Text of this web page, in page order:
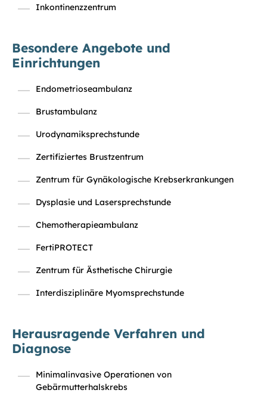
Inkontinenzzentrum
Besondere Angebote und
Einrichtungen
Endometrioseambulanz
Brustambulanz
Urodynamiksprechstunde
Zertifiziertes Brustzentrum
Zentrum für Gynäkologische Krebserkrankungen
Dysplasie und Lasersprechstunde
Chemotherapieambulanz
FertiPROTECT
Zentrum für Ästhetische Chirurgie
Interdisziplinäre Myomsprechstunde
Herausragende Verfahren und
Diagnose
Minimalinvasive Operationen von
Gebärmutterhalskrebs